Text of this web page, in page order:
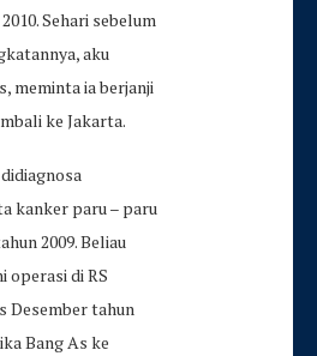
Sehari sebelum
aku
meminta ia berjanji
ke Jakarta.
kanker paru – paru
2009. Beliau
operasi di RS
Desember tahun
Bang As ke